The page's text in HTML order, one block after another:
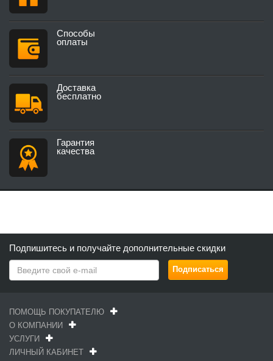
Способы
оплаты
Доставка
бесплатно
Гарантия
качества
Подпишитесь и получайте дополнительные скидки
ПОМОЩЬ ПОКУПАТЕЛЮ
О КОМПАНИИ
УСЛУГИ
ЛИЧНЫЙ КАБИНЕТ